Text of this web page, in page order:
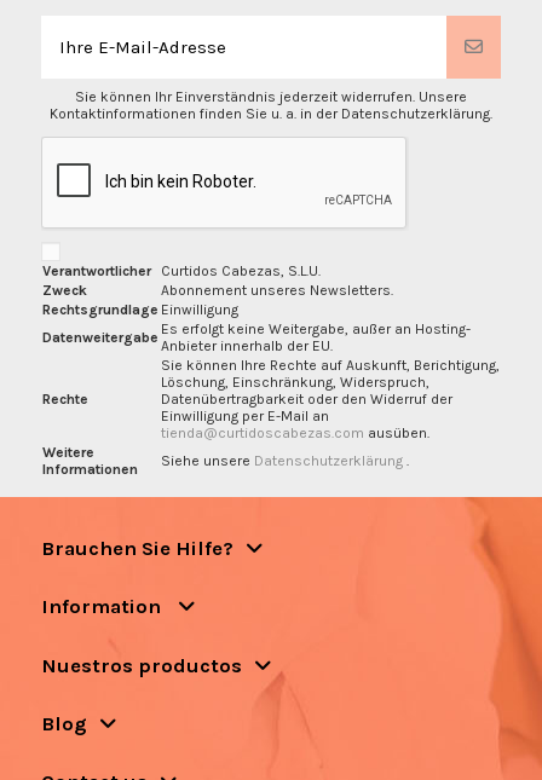
Sie können Ihr Einverständnis jederzeit widerrufen. Unsere
Kontaktinformationen finden Sie u. a. in der Datenschutzerklärung.
Verantwortlicher
Curtidos Cabezas, S.L.U.
Zweck
Abonnement unseres Newsletters.
Rechtsgrundlage Einwilligung
Datenweitergabe Es erfolgt keine Weitergabe, außer an Hosting-
Anbieter innerhalb der EU.
Rechte
Sie können Ihre Rechte auf Auskunft, Berichtigung,
Löschung, Einschränkung, Widerspruch,
Datenübertragbarkeit oder den Widerruf der
Einwilligung per E-Mail an
tienda@curtidoscabezas.com ausüben.
Weitere
Informationen
Siehe unsere Datenschutzerklärung
Brauchen Sie Hilfe?
Information
Nuestros productos
Blog